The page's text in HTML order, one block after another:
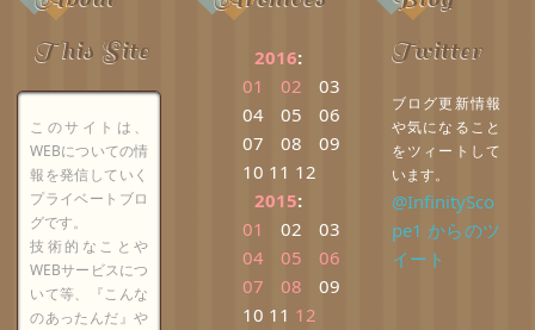
This Site
このサイトは、
WEBについての情
報を発信していく
プライベートブロ
グです。
技術的なことや
WEBサービスにつ
いて等、『こんな
のあったんだ』や
2016:
01
02
03
04
05
06
07
08
09
10 11 12
2015:
01
02
03
04
05
06
07
08
09
10 11 12
Twitter
ブログ更新情報
や気になること
をツィートして
います。
@InfinitySco
pe1 からのツ
イート